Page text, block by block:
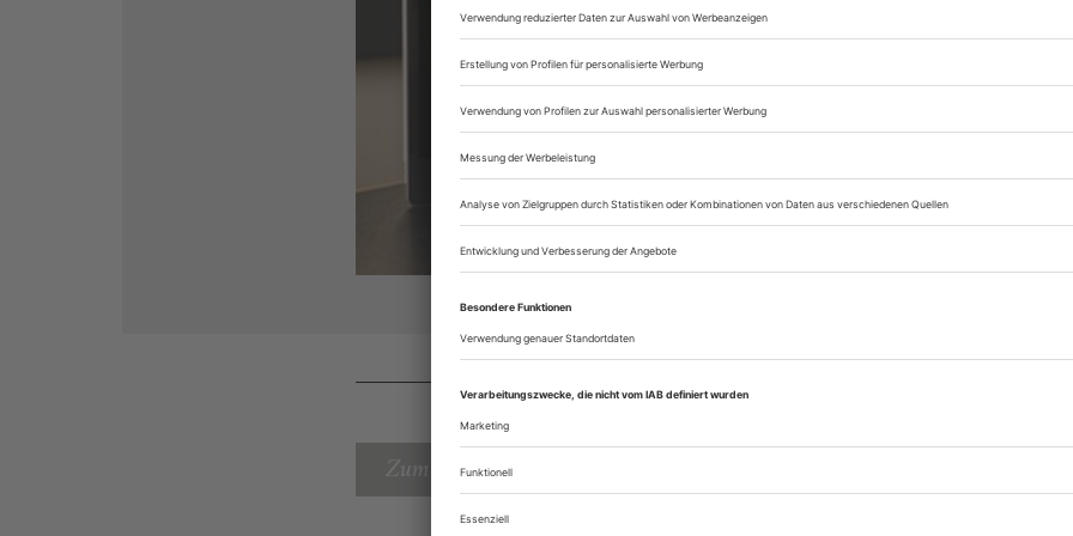
Zugang zum
Opernwelt
Sie können alle Vorteile
Zum Inhaltsverzeichnis